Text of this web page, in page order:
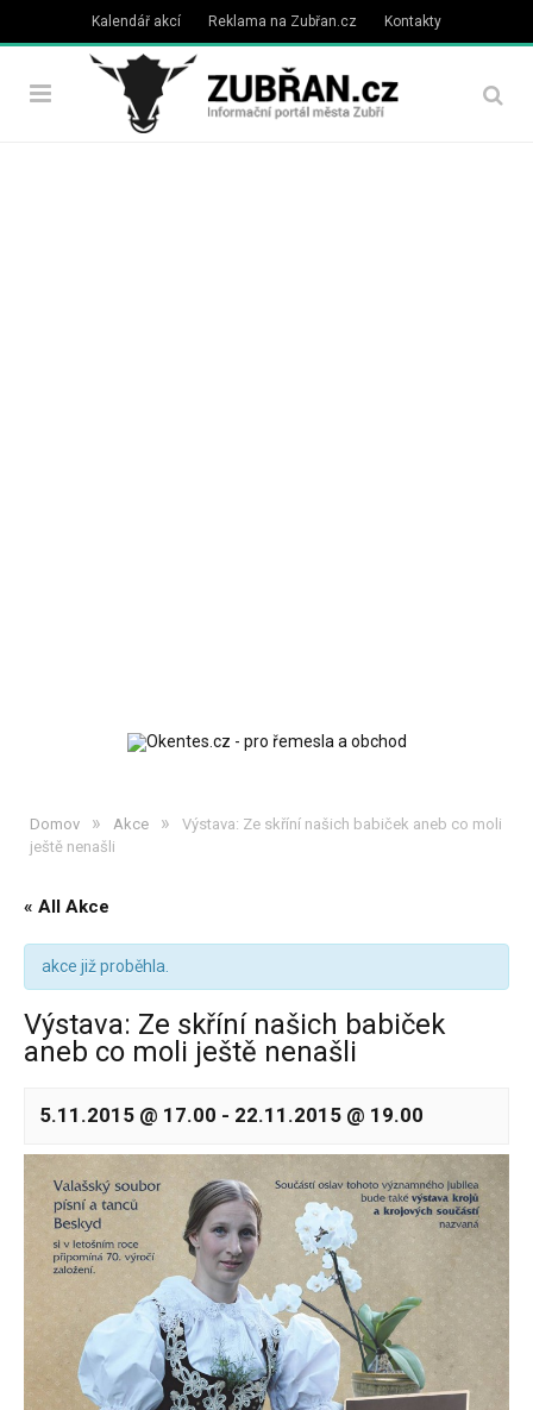
Kalendář akcí Reklama na Zubřan.cz Kontakty
Domov » Akce »
Výstava: Ze skříní našich babiček aneb co moli
ještě nenašli
« All Akce
akce již proběhla.
Výstava: Ze skříní našich babiček
aneb co moli ještě nenašli
5.11.2015 @ 17.00 - 22.11.2015 @ 19.00